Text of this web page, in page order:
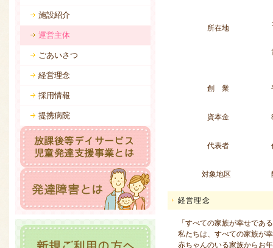
所在地
創 業
資本金
代表者
対象地区
経営理念
「すべての家族が幸せであ
私たちは、すべての家族が
赤ちゃんのいる家族からお
施設紹介
運営主体
ごあいさつ
経営理念
採用情報
提携病院